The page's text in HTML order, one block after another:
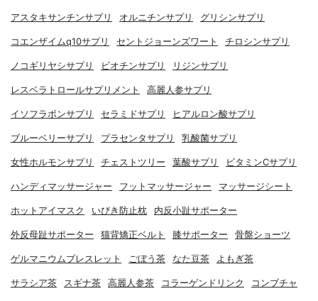
アスタキサンチンサプリ オルニチンサプリ グリシンサプリ
コエンザイムq10サプリ セントジョーンズワート チロシンサプリ
ノコギリヤシサプリ ビオチンサプリ リジンサプリ
レスベラトロールサプリメント 高麗人参サプリ
イソフラボンサプリ セラミドサプリ ヒアルロン酸サプリ
ブルーベリーサプリ プラセンタサプリ 乳酸菌サプリ
女性ホルモンサプリ チェストツリー 葉酸サプリ ビタミンCサプリ
ハンディマッサージャー フットマッサージャー マッサージシート
ホットアイマスク いびき防止枕 内反小趾サポーター
外反母趾サポーター 猫背矯正ベルト 膝サポーター 骨盤ショーツ
ゲルマニウムブレスレット ごぼう茶 なた豆茶 よもぎ茶
サラシア茶 スギナ茶 高麗人参茶 コラーゲンドリンク コンブチャ